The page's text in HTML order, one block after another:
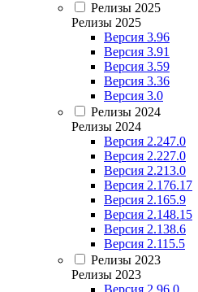
Релизы 2025
Релизы 2025
Версия 3.96
Версия 3.91
Версия 3.59
Версия 3.36
Версия 3.0
Релизы 2024
Релизы 2024
Версия 2.247.0
Версия 2.227.0
Версия 2.213.0
Версия 2.176.17
Версия 2.165.9
Версия 2.148.15
Версия 2.138.6
Версия 2.115.5
Релизы 2023
Релизы 2023